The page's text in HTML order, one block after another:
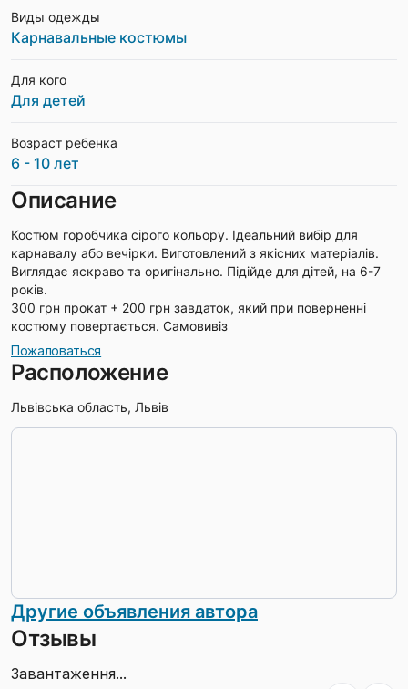
Виды одежды
Карнавальные костюмы
Для кого
Для детей
Возраст ребенка
6 - 10 лет
Описание
Костюм горобчика сірого кольору. Ідеальний вибір для
карнавалу або вечірки. Виготовлений з якісних матеріалів.
Виглядає яскраво та оригінально. Підійде для дітей, на 6-7
років.
300 грн прокат + 200 грн завдаток, який при поверненні
костюму повертається. Самовивіз
Пожаловаться
Расположение
Львівська область, Львів
Другие объявления автора
Отзывы
Завантаження...